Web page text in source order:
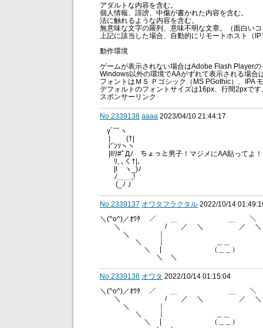
アダルトな内容を含む。
個人情報、誹謗、中傷が書かれた内容を含む。
法に触れるような内容を含む。
無意味な文字の羅列、意味不明な文章。（面白い
上記に該当した場合、自動的にリモートホスト（
動作環境
ゲームが表示されない場合はAdobe Flash Player
Windows以外の環境でAAがずれて表示される場合
フォントはＭＳ Ｐゴシック（MS PGothic）、IPA
デフォルトのフォントサイズは16px、行間2pxで
スポンサーリンク
No.2339138 aaaa 2023/04/10 21:44:17
γ´￣ヽ
| (†|
i'´ﾝｿヽヽ
|llﾘ#ﾟДﾉ ちょっと男子！マジメにAA貼ってよ！
ﾘ, ､く†|､
|l ヽ_)ﾉ
ﾉ＿＿,!
(_ﾉＪ
No.2339137 オワタフラクタル 2022/10/14
＼(^o^)／ｵﾜﾀ ／ ＿ ＿ ＼ ＼
＼ / ／ ＼ ／
＼ ｜ |
＼ ｜ ＿＿
＼ | （＿
＼ ＼
No.2339136 オワタ 2022/10/14 01:15:04
＼(^o^)／ｵﾜﾀ ／ ＿ ＿ ＼
＼ / ／ ＼ ／
＼ ｜
＼ ｜ ＿＿
＼ | （＿＿）